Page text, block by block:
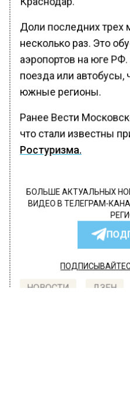
Доли последних трех
несколько раз. Это
аэропортов на юге
поезда или автобусы,
южные регионы.
Ранее Вести
что стали известны
Ростуризма.
БОЛЬШЕ АКТУАЛЬНЫХ
ВИДЕО В ТЕЛЕГРАМ-
НОВОСТИ ДЗЕН